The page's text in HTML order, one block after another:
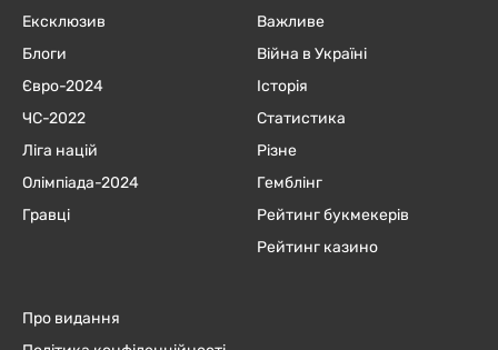
Ексклюзив
Блоги
Євро-2024
ЧC-2022
Ліга націй
Олімпіада-2024
Гравці
Важливе
Війна в Україні
Історія
Статистика
Різне
Гемблінг
Рейтинг букмекерів
Рейтинг казино
Про видання